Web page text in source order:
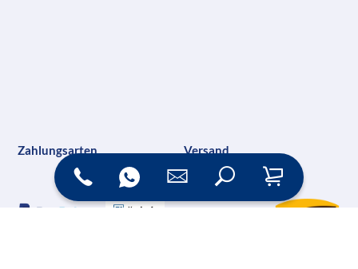
Zahlungsarten Versand